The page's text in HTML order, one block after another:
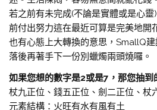
若之前有未完成(不論是實體或是心
前付出努力這在最近可算是完美地開
也有心態上大轉換的意思，SmallQ
落後再著手下一份別蠟燭兩頭燒囉。
如果您想的數字是2或是7，那您抽到
杖九正位、錢五正位、劍二正位、杖
元素結構：火旺有水有風有土